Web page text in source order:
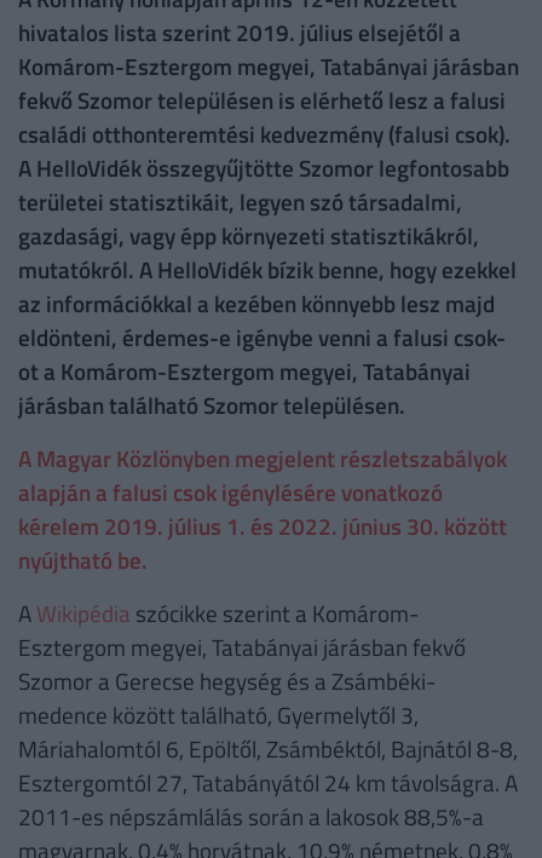
hivatalos lista szerint 2019. július elsejétől a
Komárom-Esztergom megyei, Tatabányai járásban
fekvő Szomor településen is elérhető lesz a falusi
családi otthonteremtési kedvezmény (falusi csok).
A HelloVidék összegyűjtötte Szomor legfontosabb
területei statisztikáit, legyen szó társadalmi,
gazdasági, vagy épp környezeti statisztikákról,
mutatókról. A HelloVidék bízik benne, hogy ezekkel
az információkkal a kezében könnyebb lesz majd
eldönteni, érdemes-e igénybe venni a falusi csok-
ot a Komárom-Esztergom megyei, Tatabányai
járásban található Szomor településen.
A Magyar Közlönyben megjelent részletszabályok
alapján a falusi csok igénylésére vonatkozó
kérelem 2019. július 1. és 2022. június 30. között
nyújtható be.
AWikipédia szócikke szerint a Komárom-
Esztergom megyei, Tatabányai járásban fekvő
Szomor a Gerecse hegység és a Zsámbéki-
medence között található, Gyermelytől 3,
Máriahalomtól 6, Epöltől, Zsámbéktól, Bajnától 8-8,
Esztergomtól 27, Tatabányától 24 km távolságra. A
2011-es népszámlálás során a lakosok 88,5%-a
magyarnak, 0,4% horvátnak, 10,9% németnek, 0,8%